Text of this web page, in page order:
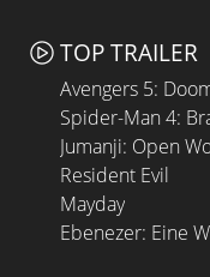
TOP TRAILER
Avengers 5:
Spider-Man 4:
Jumanji: Open
Resident Evil
Mayday
Ebenezer: Eine